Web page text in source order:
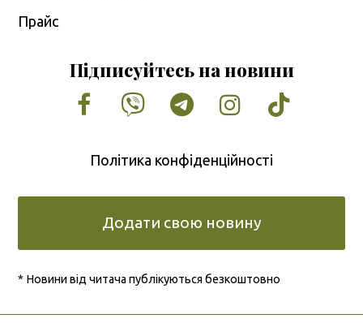
Прайс
Підписуйтесь на новини
Facebook
VimeoTumblrInstagram
Tiktok
Політика конфіденційності
Додати свою новину
* Новини від читача публікуються безкоштовно